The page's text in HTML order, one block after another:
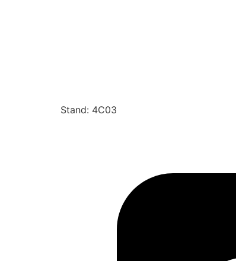
Stand: 4C03